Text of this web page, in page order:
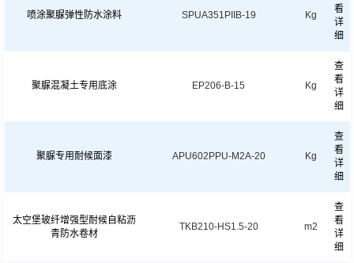
喷涂聚脲弹性防水涂料 SPUA351PIIB-19 Kg
看
详
细
聚脲混凝土专用底涂 EP206-B-15 Kg
查
看
详
细
聚脲专用耐候面漆 APU602PPU-M2A-20 Kg
查
看
详
细
太空堡玻纤增强型耐候自粘沥
青防水卷材
TKB210-HS1.5-20 m2
查
看
详
细